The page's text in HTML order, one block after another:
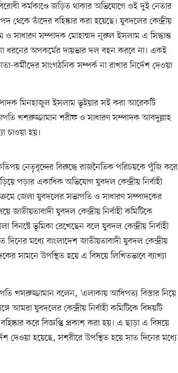
কর্মকাণ্ডে জড়িত থাকার অভিযোগে ওই দুই নেতার
তাঁদের বহিষ্কার করা হয়েছে। যুবদলের কেন্দ্রীয়
ও সাধারণ সম্পাদক মোহাম্মদ নূরুল ইসলাম এ সিদ্ধান্ত
ধরনের অপকর্মের দায়ভার দল বহন করবে না। একই
কর্মীদের সাংগঠনিক সম্পর্ক না রাখার নির্দেশ দেওয়া
মিনহাজুল ইসলাম ভূইয়ার সই করা আরেকটি
খশরুজ্জামান শরীফ ও সাধারণ সম্পাদক আবদুল্লাহ
চাওয়া হয়।
নেতৃবৃন্দের বিরুদ্ধে রাজনৈতিক পরিচয়কে পুঁজি করে
পড়ার একাধিক অভিযোগ যুবদল কেন্দ্রীয় নির্বাহী
জেলা যুবদলের সভাপতি ও সাধারণ সম্পাদকের
জাতীয়তাবাদী যুবদল কেন্দ্রীয় নির্বাহী কমিটিকে
ভূমিকা রেখেছেন বলে যুবদল কেন্দ্রীয় নির্বাহী
মধ্যে বাংলাদেশ জাতীয়তাবাদী যুবদল কেন্দ্রীয়
সামনে উপস্থিত হয়ে এ বিষয়ে লিখিতভাবে ব্যাখ্যা
খসরুজ্জামান বলেন, ‘এলাকায় আধিপত্য বিস্তার নিয়ে
আমরা যুবদলের কেন্দ্রীয় নির্বাহী কমিটিকে বিষয়টি
করে বিজ্ঞপ্তি প্রকাশ করা হয়। এ ছাড়া এ বিষয়ে
দেওয়া হয়েছে, সশরীরে উপস্থিত হয়ে সাত দিনের মধ্যে